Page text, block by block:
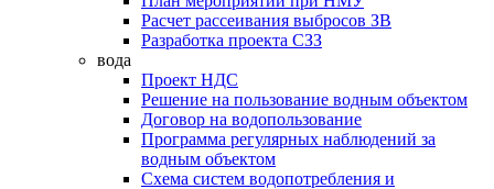
Расчет рассеивания выбросов ЗВ
Разработка проекта СЗЗ
вода
Проект НДС
Решение на пользование водным объектом
Договор на водопользование
Программа регулярных наблюдений за
водным объектом
Схема систем водопотребления и